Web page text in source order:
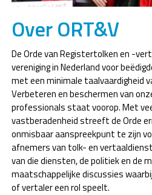
Over ORT&V
De Orde van Registertolken en -
vereniging in Nederland voor
met een minimale taalvaardigheid
Verbeteren en beschermen van
professionals staat voorop. Met
vastberadenheid streeft de Orde
onmisbaar aanspreekpunt te zijn
afnemers van tolk- en
van die diensten, de politiek en de
maatschappelijke discussies
of vertaler een rol speelt.